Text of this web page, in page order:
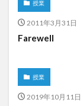
授業
2011年3月31日
Farewell
授業
2019年10月11日